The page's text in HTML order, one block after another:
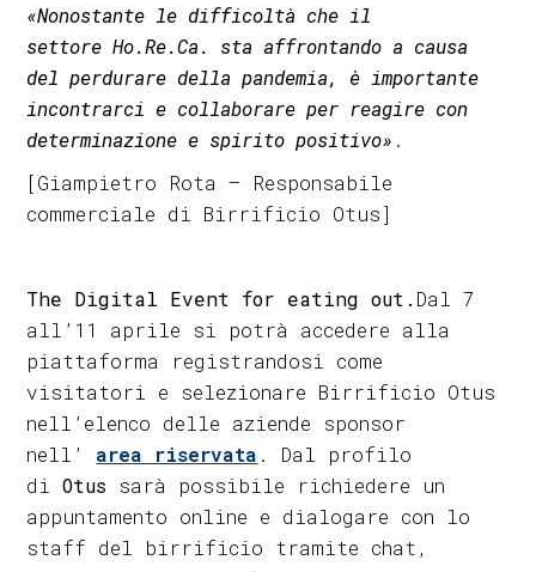
«Nonostante le difficoltà che il
settore Ho.Re.Ca. sta affrontando a causa
del perdurare della pandemia, è importante
incontrarci e collaborare per reagire con
determinazione e spirito positivo» .
[Giampietro Rota – Responsabile
commerciale di Birrificio Otus]
The Digital Event for eating out. Dal 7
all’11 aprile si potrà accedere alla
piattaforma registrandosi come
visitatori e selezionare Birrificio Otus
nell’elenco delle aziende sponsor
nell’ area riservata . Dal profilo
diOtus sarà possibile richiedere un
appuntamento online e dialogare con lo
staff del birrificio tramite chat,